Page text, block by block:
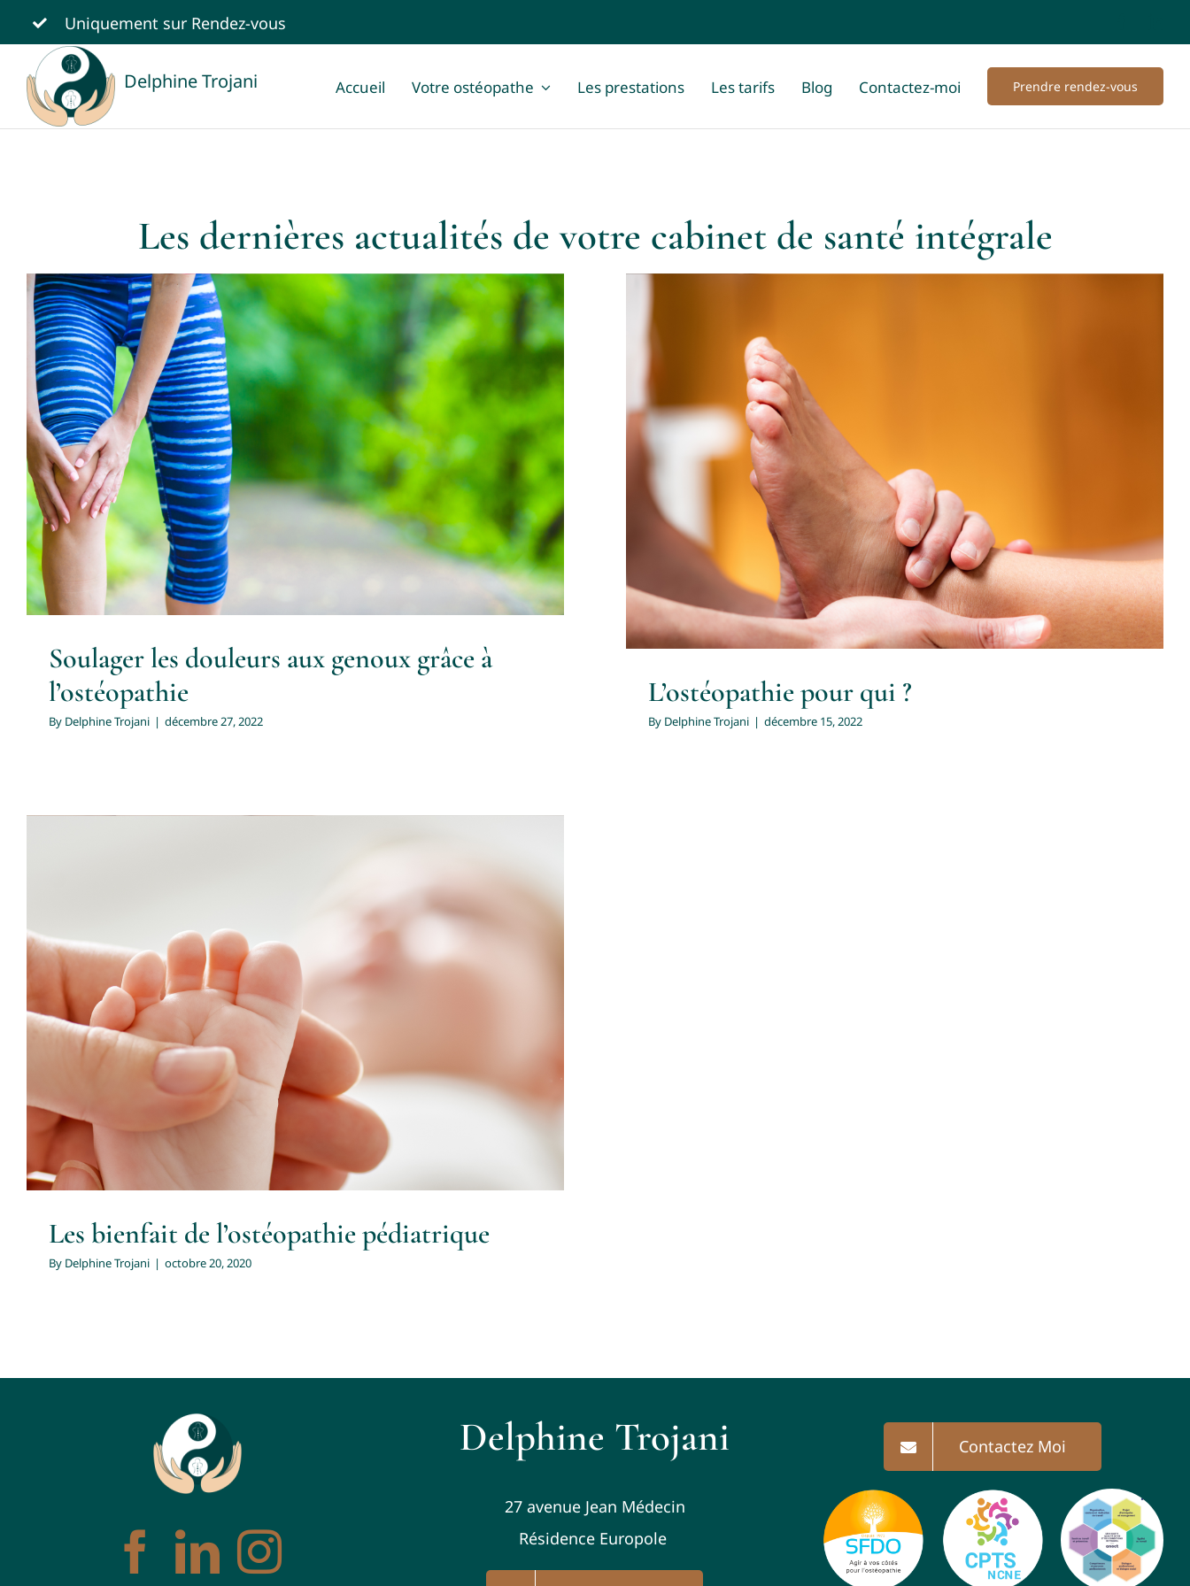
Passer
au
contenu
Uniquement sur Rendez-vous
Delphine Trojani Accueil Votre ostéopathe Les prestations Les tarifs Blog Contactez-moi Prendre rendez-vous
Les dernières actualités de votre cabinet de santé intégrale
Soulager les douleurs aux genoux grâce à
l’ostéopathie
Soulager les douleurs aux genoux grâce à
l’ostéopathie
By Delphine Trojani | décembre 27, 2022
L’ostéopathie pour qui ?
Ostéopathie
L’ostéopathie pour qui ?
By Delphine Trojani | décembre 15, 2022
Les bienfait de l’ostéopathie pédiatrique
Ostéopathie
Les bienfait de l’ostéopathie pédiatrique
By Delphine Trojani | octobre 20, 2020
Delphine Trojani
27 avenue Jean Médecin
Résidence Europole
Contactez Moi